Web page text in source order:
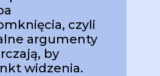
czyli
argumenty
by
widzenia.